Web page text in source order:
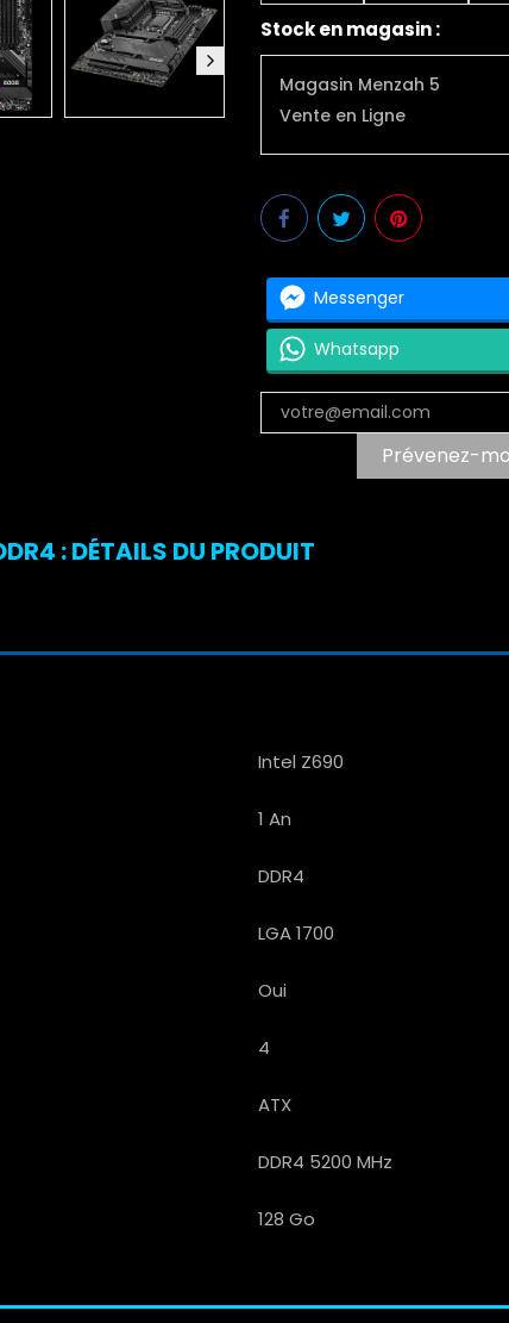
Stock en magasin :
Magasin Menzah 5
Vente en Ligne
Messenger
Whatsapp
Prévenez-
: DÉTAILS DU PRODUIT
Intel Z690
1 An
DDR4
LGA 1700
Oui
4
ATX
DDR4 5200 MHz
128 Go